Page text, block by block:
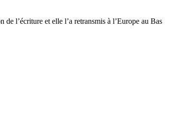
l’écriture et elle l’a retransmis à l’Europe au Bas